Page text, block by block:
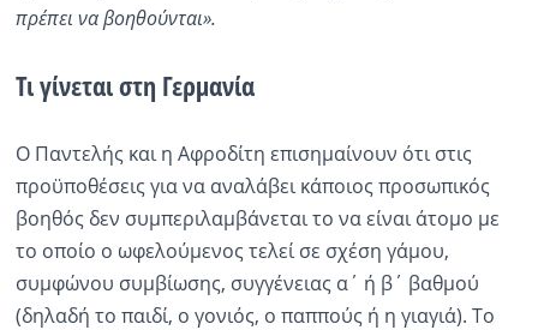
πρέπει να βοηθούνται».
Τι γίνεται στη Γερμανία
Ο Παντελής και η Αφροδίτη επισημαίνουν ότι στις
προϋποθέσεις για να αναλάβει κάποιος προσωπικός
βοηθός δεν συμπεριλαμβάνεται το να είναι άτομο με
το οποίο ο ωφελούμενος τελεί σε σχέση γάμου,
συμφώνου συμβίωσης, συγγένειας α΄ ή β΄ βαθμού
(δηλαδή το παιδί, ο γονιός, ο παππούς ή η γιαγιά). Το